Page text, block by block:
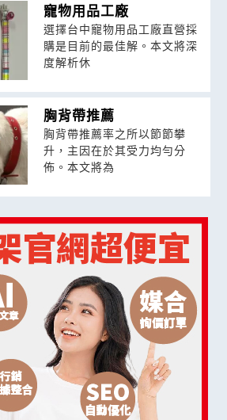
寵物用品工廠
選擇台中寵物用品工廠直營採
購是目前的最佳解。本文將深
度解析休
胸背帶推薦
胸背帶推薦率之所以節節攀
升，主因在於其受力均勻分
佈。本文將為